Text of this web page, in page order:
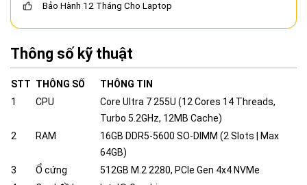
Bảo Hành 12 Tháng Cho Laptop
Thông số kỹ thuật
STT THÔNG SỐ
THÔNG TIN
1
CPU
Core Ultra 7 255U (12 Cores 14 Threads,
Turbo 5.2GHz, 12MB Cache)
2
RAM
16GB DDR5-5600 SO-DIMM (2 Slots | Max
64GB)
3
Ổ cứng
512GB M.2 2280, PCIe Gen 4x4 NVMe